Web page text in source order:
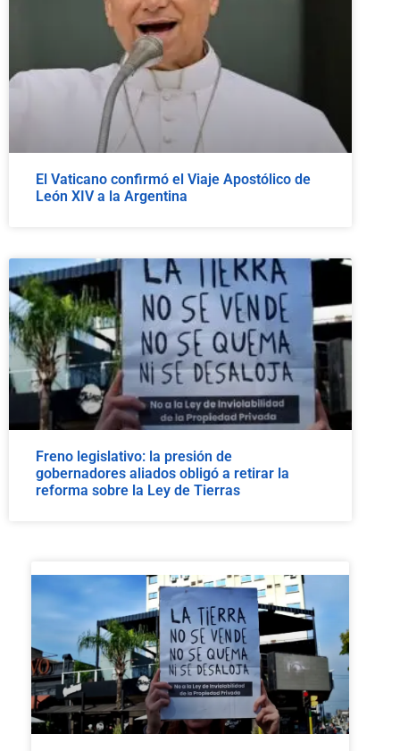
El Vaticano confirmó el Viaje Apostólico de
León XIV a la Argentina
Freno legislativo: la presión de
gobernadores aliados obligó a retirar la
reforma sobre la Ley de Tierras